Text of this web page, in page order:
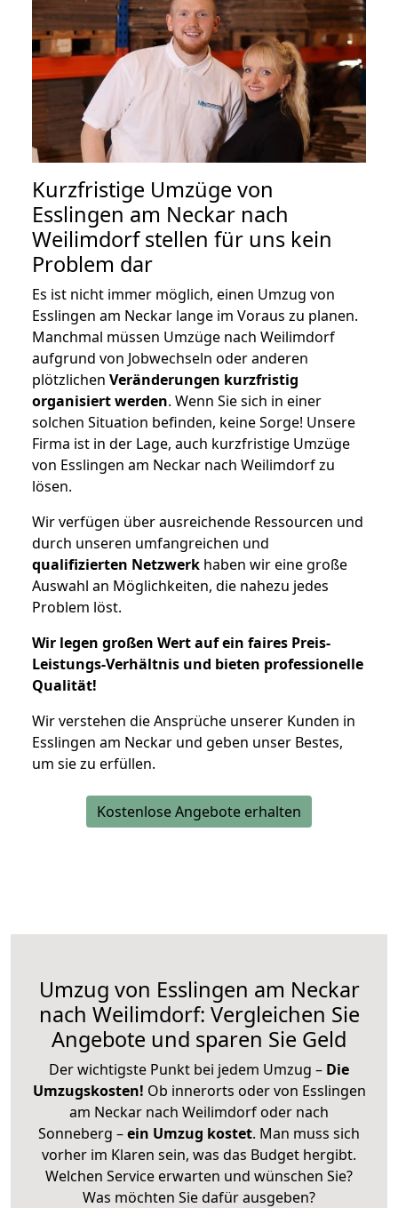
Kurzfristige Umzüge von
Esslingen am Neckar nach
Weilimdorf stellen für uns kein
Problem dar
Es ist nicht immer möglich, einen Umzug von
Esslingen am Neckar lange im Voraus zu planen.
Manchmal müssen Umzüge nach Weilimdorf
aufgrund von Jobwechseln oder anderen
plötzlichen Veränderungen kurzfristig
organisiert werden. Wenn Sie sich in einer
solchen Situation befinden, keine Sorge! Unsere
Firma ist in der Lage, auch kurzfristige Umzüge
von Esslingen am Neckar nach Weilimdorf zu
lösen.
Wir verfügen über ausreichende Ressourcen und
durch unseren umfangreichen und
qualifizierten Netzwerk haben wir eine große
Auswahl an Möglichkeiten, die nahezu jedes
Problem löst.
Wir legen großen Wert auf ein faires Preis-
Leistungs-Verhältnis und bieten professionelle
Qualität!
Wir verstehen die Ansprüche unserer Kunden in
Esslingen am Neckar und geben unser Bestes,
um sie zu erfüllen.
Kostenlose Angebote erhalten
Umzug von Esslingen am Neckar
nach Weilimdorf: Vergleichen Sie
Angebote und sparen Sie Geld
Der wichtigste Punkt bei jedem Umzug – Die
Umzugskosten! Ob innerorts oder von Esslingen
am Neckar nach Weilimdorf oder nach
Sonneberg –ein Umzug kostet. Man muss sich
vorher im Klaren sein, was das Budget hergibt.
Welchen Service erwarten und wünschen Sie?
Was möchten Sie dafür ausgeben?